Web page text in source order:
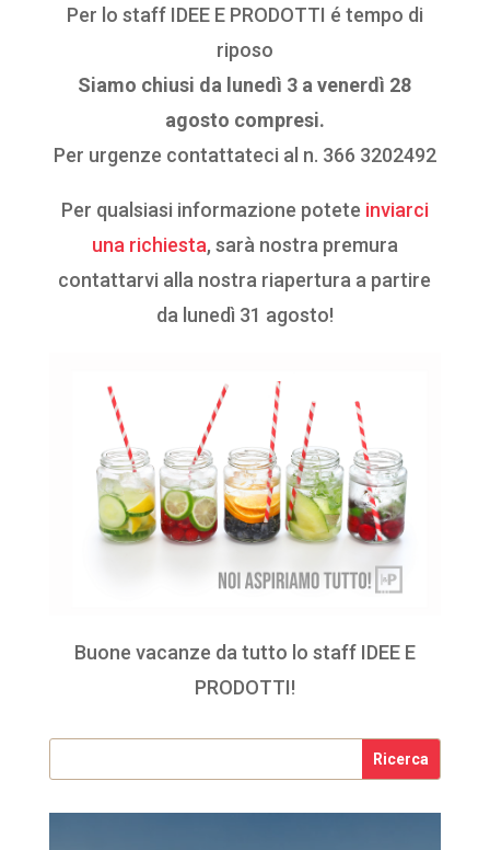
Per lo staff IDEE E PRODOTTI é tempo di
riposo
Siamo chiusi da lunedì 3 a venerdì 28
agosto compresi.
Per urgenze contattateci al n. 366 3202492
Per qualsiasi informazione potete inviarci
una richiesta, sarà nostra premura
contattarvi alla nostra riapertura a partire
da lunedì 31 agosto!
Buone vacanze da tutto lo staff IDEE E
PRODOTTI!